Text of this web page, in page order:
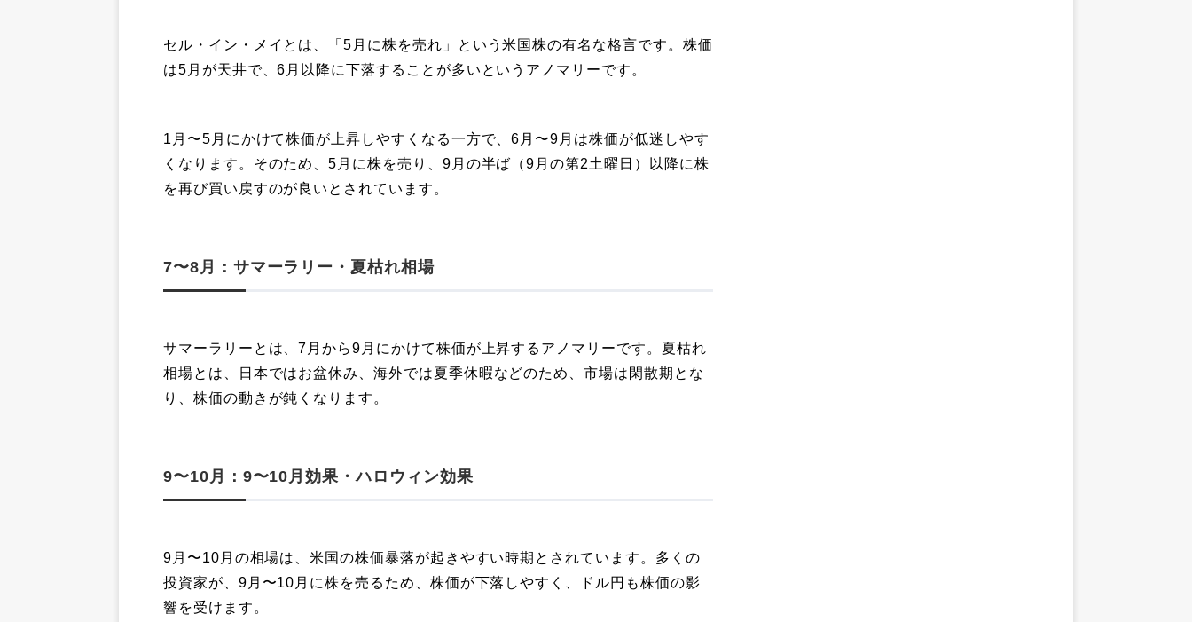
セル・イン・メイとは、「5月に株を売れ」という米国株の有名な格言です。株価
は5月が天井で、6月以降に下落することが多いというアノマリーです。
1月〜5月にかけて株価が上昇しやすくなる一方で、6月〜9月は株価が低迷しやす
くなります。そのため、5月に株を売り、9月の半ば（9月の第2土曜日）以降に株
を再び買い戻すのが良いとされています。
7〜8月：サマーラリー・夏枯れ相場
サマーラリーとは、7月から9月にかけて株価が上昇するアノマリーです。夏枯れ
相場とは、日本ではお盆休み、海外では夏季休暇などのため、市場は閑散期とな
り、株価の動きが鈍くなります。
9〜10月：9〜10月効果・ハロウィン効果
9月〜10月の相場は、米国の株価暴落が起きやすい時期とされています。多くの
投資家が、9月〜10月に株を売るため、株価が下落しやすく、ドル円も株価の影
響を受けます。